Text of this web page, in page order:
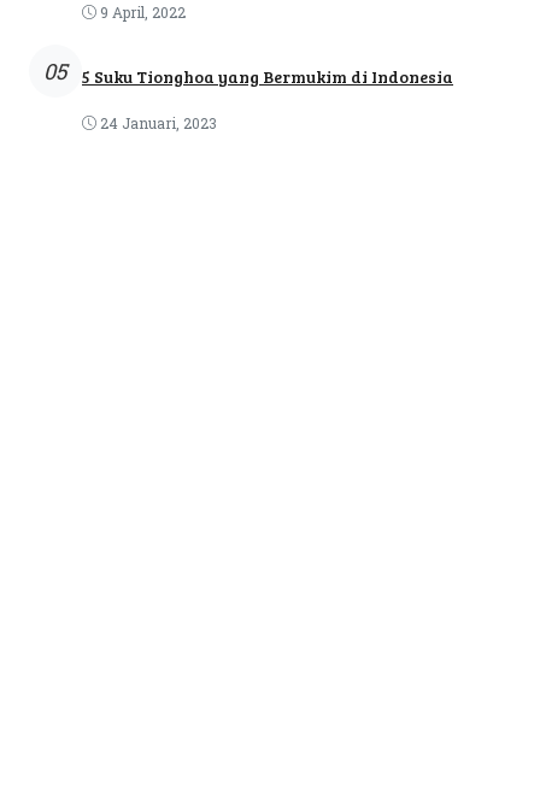
9 April, 2022
05 5 Suku Tionghoa yang Bermukim di Indonesia
24 Januari, 2023